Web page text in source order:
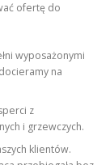
ofertę do
wyposażonymi
na
z
i grzewczych.
klientów.